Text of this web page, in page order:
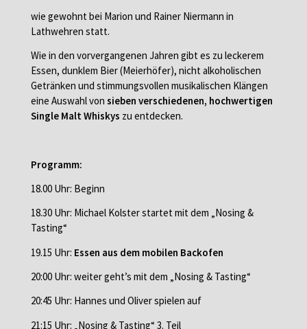
wie gewohnt bei Marion und Rainer Niermann in
Lathwehren statt.
Wie in den vorvergangenen Jahren gibt es zu leckerem
Essen, dunklem Bier (Meierhöfer), nicht alkoholischen
Getränken und stimmungsvollen musikalischen Klängen
eine Auswahl von sieben verschiedenen, hochwertigen
Single Malt Whiskys zu entdecken.
Programm:
18.00 Uhr: Beginn
18.30 Uhr: Michael Kolster startet mit dem „Nosing &
Tasting“
19.15 Uhr: Essen aus dem mobilen Backofen
20:00 Uhr: weiter geht’s mit dem „Nosing & Tasting“
20:45 Uhr: Hannes und Oliver spielen auf
21:15 Uhr: „Nosing & Tasting“ 3. Teil